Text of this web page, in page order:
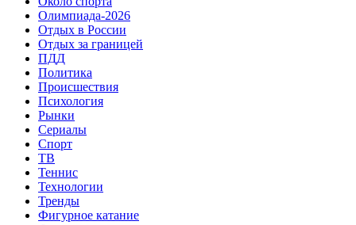
Олимпиада-2026
Отдых в России
Отдых за границей
ПДД
Политика
Происшествия
Психология
Рынки
Сериалы
Спорт
ТВ
Теннис
Технологии
Тренды
Фигурное катание